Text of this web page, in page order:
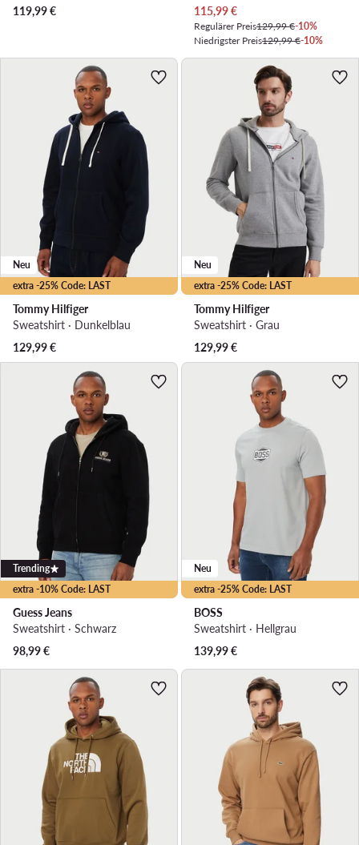
119,99€
Aktueller Preis
115,99€
Regulärer Preis129,99 €-10%
Niedrigster Preis129,99 €-10%
extra -25% Code: LAST
Neu
Tommy Hilfiger
Sweatshirt · Dunkelblau
129,99€
extra -25% Code: LAST
Neu
Tommy Hilfiger
Sweatshirt · Grau
129,99€
extra -10% Code: LAST
Trending
Guess Jeans
Sweatshirt · Schwarz
98,99€
extra -25% Code: LAST
Neu
BOSS
Sweatshirt · Hellgrau
139,99€